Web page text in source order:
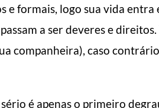
e formais, logo sua vida
a ser deveres e
companheira), caso
é apenas o primeiro